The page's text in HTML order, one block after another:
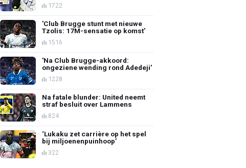
1722
'Club Brugge stunt met nieuwe
Tzolis: 17M-sensatie op komst'
1516
'Na Club Brugge-akkoord:
ongeziene wending rond Adedeji'
1228
Na fatale blunder: United neemt
straf besluit over Lammens
824
‘Lukaku zet carrière op het spel
bij miljoenenpuinhoop’
322